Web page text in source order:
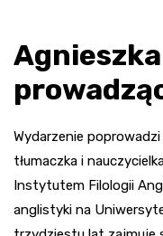
Wydarzenie
tłumaczka i
Instytutem Filologii
anglistyki na